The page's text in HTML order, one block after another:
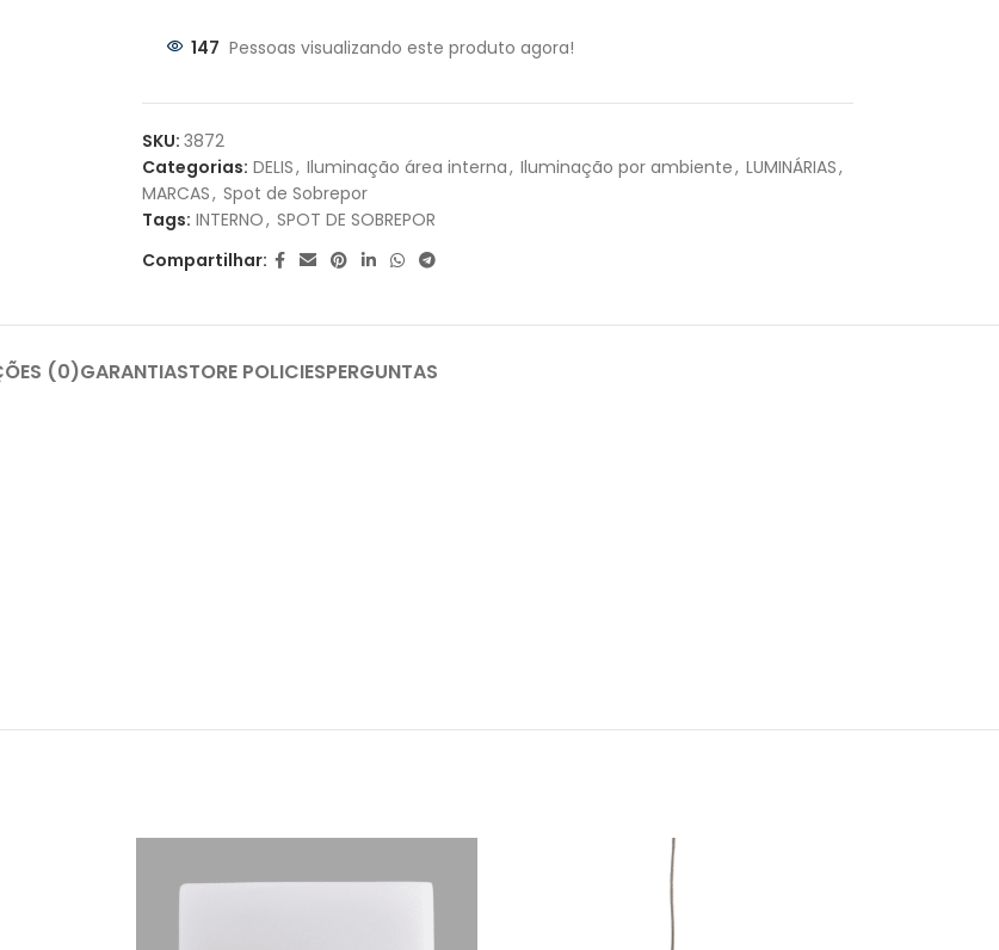
1X DE
147 Pessoas visualizando este produto agora!
SKU: 3872
Categorias: DELIS, Iluminação área interna, Iluminação por ambiente, LUMINÁRIAS,
MARCAS, Spot de Sobrepor
Tags: INTERNO, SPOT DE SOBREPOR
Compartilhar:
(0)GARANTIASTORE POLICIESPERGUNTAS